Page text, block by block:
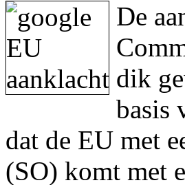
De
dik
basis
dat de EU met
(SO) komt met